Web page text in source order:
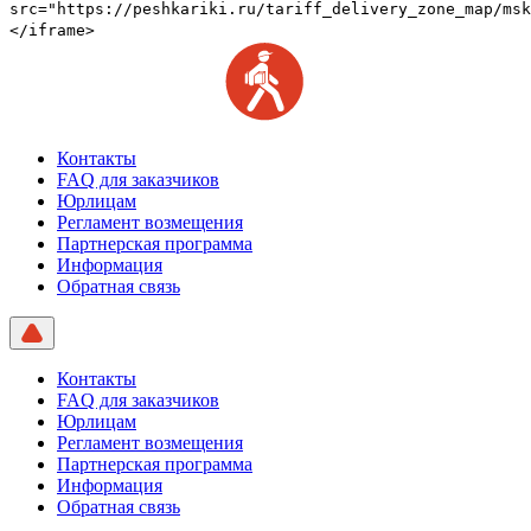
src="https://peshkariki.ru/tariff_delivery_zone_map/
</iframe>
Контакты
FAQ для заказчиков
Юрлицам
Регламент возмещения
Партнерская программа
Информация
Обратная связь
Контакты
FAQ для заказчиков
Юрлицам
Регламент возмещения
Партнерская программа
Информация
Обратная связь